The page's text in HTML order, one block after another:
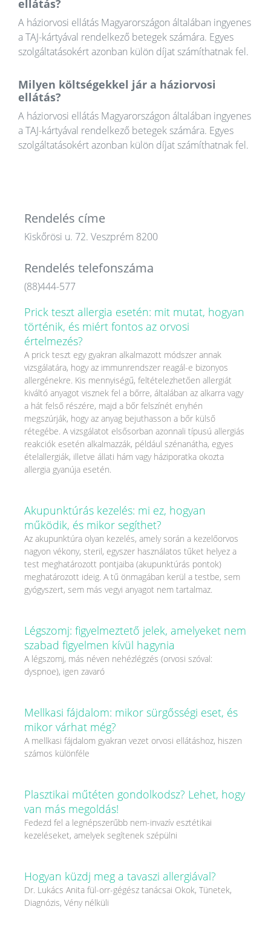
ellátás?
A háziorvosi ellátás Magyarországon általában ingyenes
a TAJ-kártyával rendelkező betegek számára. Egyes
szolgáltatásokért azonban külön díjat számíthatnak fel.
Milyen költségekkel jár a háziorvosi
ellátás?
A háziorvosi ellátás Magyarországon általában ingyenes
a TAJ-kártyával rendelkező betegek számára. Egyes
szolgáltatásokért azonban külön díjat számíthatnak fel.
Rendelés címe
Kiskőrösi u. 72. Veszprém 8200
Rendelés telefonszáma
(88)444-577
Prick teszt allergia esetén: mit mutat, hogyan
történik, és miért fontos az orvosi
értelmezés?
A prick teszt egy gyakran alkalmazott módszer annak
vizsgálatára, hogy az immunrendszer reagál-e bizonyos
allergénekre. Kis mennyiségű, feltételezhetően allergiát
kiváltó anyagot visznek fel a bőrre, általában az alkarra vagy
a hát felső részére, majd a bőr felszínét enyhén
megszúrják, hogy az anyag bejuthasson a bőr külső
rétegébe. A vizsgálatot elsősorban azonnali típusú allergiás
reakciók esetén alkalmazzák, például szénanátha, egyes
ételallergiák, illetve állati hám vagy háziporatka okozta
allergia gyanúja esetén.
Akupunktúrás kezelés: mi ez, hogyan
működik, és mikor segíthet?
Az akupunktúra olyan kezelés, amely során a kezelőorvos
nagyon vékony, steril, egyszer használatos tűket helyez a
test meghatározott pontjaiba (akupunktúrás pontok)
meghatározott ideig. A tű önmagában kerül a testbe, sem
gyógyszert, sem más vegyi anyagot nem tartalmaz.
Légszomj: figyelmeztető jelek, amelyeket nem
szabad figyelmen kívül hagynia
A légszomj, más néven nehézlégzés (orvosi szóval:
dyspnoe), igen zavaró
Mellkasi fájdalom: mikor sürgősségi eset, és
mikor várhat még?
A mellkasi fájdalom gyakran vezet orvosi ellátáshoz, hiszen
számos különféle
Plasztikai műtéten gondolkodsz? Lehet, hogy
van más megoldás!
Fedezd fel a legnépszerűbb nem-invazív esztétikai
kezeléseket, amelyek segítenek szépülni
Hogyan küzdj meg a tavaszi allergiával?
Dr. Lukács Anita fül-orr-gégész tanácsai Okok, Tünetek,
Diagnózis, Vény nélküli